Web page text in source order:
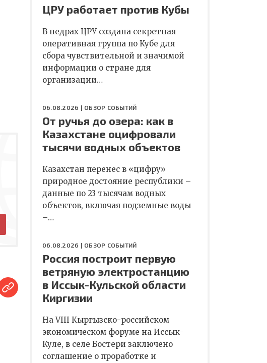
ЦРУ работает против Кубы
В недрах ЦРУ создана секретная
оперативная группа по Кубе для
сбора чувствительной и значимой
информации о стране для
организации…
06.08.2026 | ОБЗОР СОБЫТИЙ
От ручья до озера: как в
Казахстане оцифровали
тысячи водных объектов
Казахстан перенес в «цифру»
природное достояние республики –
данные по 23 тысячам водных
объектов, включая подземные воды
–…
06.08.2026 | ОБЗОР СОБЫТИЙ
Россия построит первую
ветряную электростанцию
в Иссык-Кульской области
Киргизии
На VIII Кыргызско-российском
экономическом форуме на Иссык-
Куле, в селе Бостери заключено
соглашение о проработке и